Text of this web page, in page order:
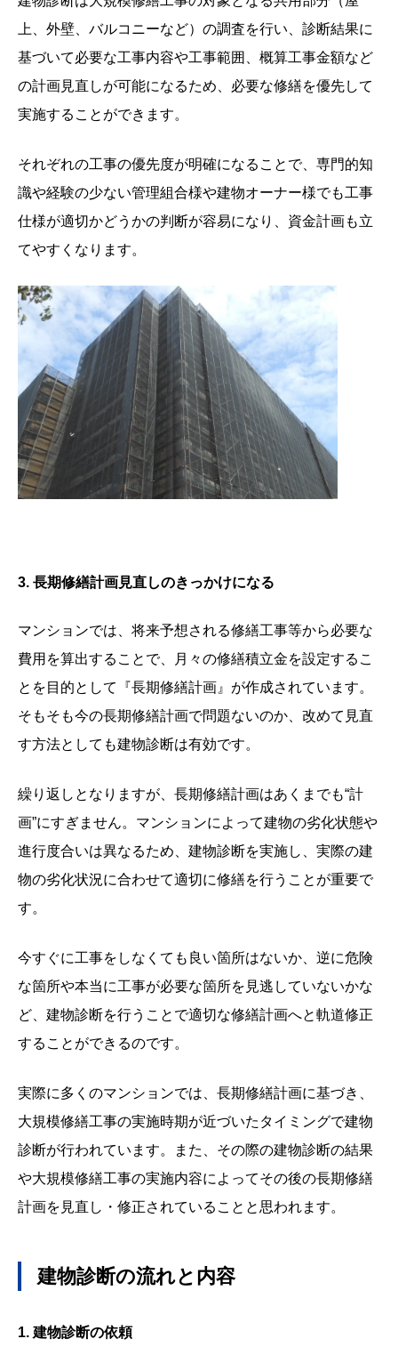
上、外壁、バルコニーなど）の調査を行い、診断結果に
基づいて必要な工事内容や工事範囲、概算工事金額など
の計画見直しが可能になるため、必要な修繕を優先して
実施することができます。
それぞれの工事の優先度が明確になることで、専門的知
識や経験の少ない管理組合様や建物オーナー様でも工事
仕様が適切かどうかの判断が容易になり、資金計画も立
てやすくなります。
3. 長期修繕計画見直しのきっかけになる
マンションでは、将来予想される修繕工事等から必要な
費用を算出することで、月々の修繕積立金を設定するこ
とを目的として『長期修繕計画』が作成されています。
そもそも今の長期修繕計画で問題ないのか、改めて見直
す方法としても建物診断は有効です。
繰り返しとなりますが、長期修繕計画はあくまでも“計
画”にすぎません。マンションによって建物の劣化状態や
進行度合いは異なるため、建物診断を実施し、実際の建
物の劣化状況に合わせて適切に修繕を行うことが重要で
す。
今すぐに工事をしなくても良い箇所はないか、逆に危険
な箇所や本当に工事が必要な箇所を見逃していないかな
ど、建物診断を行うことで適切な修繕計画へと軌道修正
することができるのです。
実際に多くのマンションでは、長期修繕計画に基づき、
大規模修繕工事の実施時期が近づいたタイミングで建物
診断が行われています。また、その際の建物診断の結果
や大規模修繕工事の実施内容によってその後の長期修繕
計画を見直し・修正されていることと思われます。
建物診断の流れと内容
1. 建物診断の依頼